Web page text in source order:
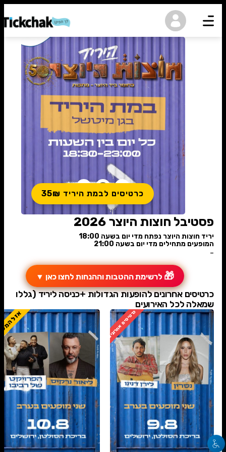
נגישות
כרטיסים לבמת היריד 35₪
פסטיבל חוצות היוצר 2026
יריד חוצות היוצר נפתח מדי יום בשעה 18:00
המופעים מתחילים מדי יום בשעה 21:00
-
🎁 לרשימת ההטבות וההנחות לחצו כאן ▼
כרטיסים אחרונים להופעות הגדולות +כניסה ליריד (גללו
שמאלה לכל האירועים
כרטיסים אחרונים אזל